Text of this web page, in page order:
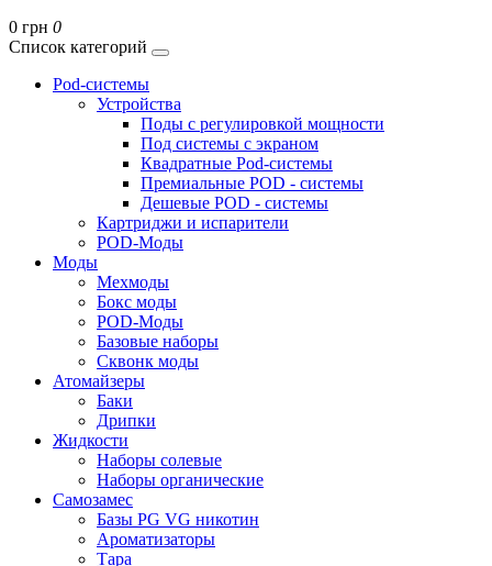
0 грн 0
Список категорий
Pod-системы
Устройства
Поды с регулировкой мощности
Под системы с экраном
Квадратные Pod-системы
Премиальные POD - системы
Дешевые POD - системы
Картриджи и испарители
POD-Моды
Моды
Мехмоды
Бокс моды
POD-Моды
Базовые наборы
Сквонк моды
Атомайзеры
Баки
Дрипки
Жидкости
Наборы солевые
Наборы органические
Самозамес
Базы PG VG никотин
Ароматизаторы
Тара